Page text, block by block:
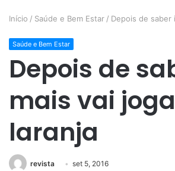
Início / Saúde e Bem Estar / Depois de saber
Saúde e Bem Estar
Depois de
mais vai
laranja
revista set 5, 2016